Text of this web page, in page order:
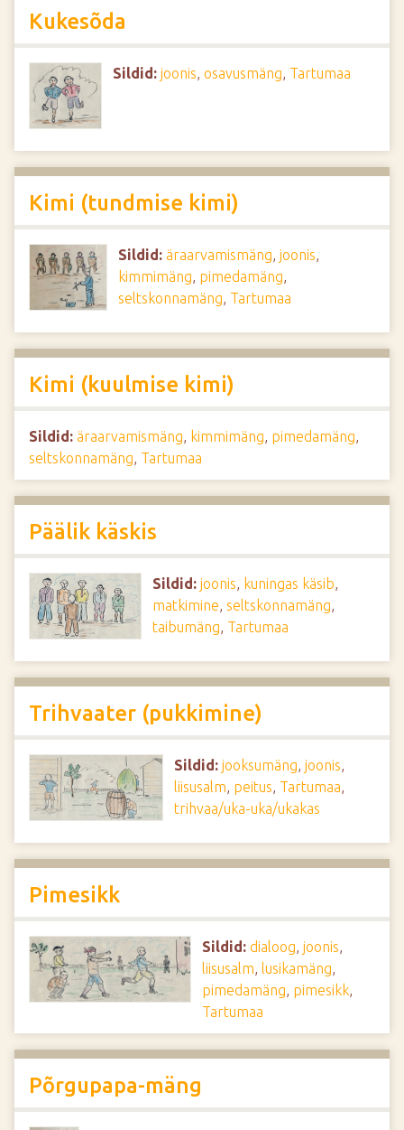
Kukesõda
Sildid: joonis, osavusmäng, Tartumaa
Kimi (tundmise kimi)
Sildid: äraarvamismäng, joonis,
kimmimäng, pimedamäng,
seltskonnamäng, Tartumaa
Kimi (kuulmise kimi)
Sildid: äraarvamismäng, kimmimäng, pimedamäng,
seltskonnamäng, Tartumaa
Päälik käskis
Sildid: joonis, kuningas käsib,
matkimine, seltskonnamäng,
taibumäng, Tartumaa
Trihvaater (pukkimine)
Sildid: jooksumäng, joonis,
liisusalm, peitus, Tartumaa,
trihvaa/uka-uka/ukakas
Pimesikk
Sildid: dialoog, joonis,
liisusalm, lusikamäng,
pimedamäng, pimesikk,
Tartumaa
Põrgupapa-mäng